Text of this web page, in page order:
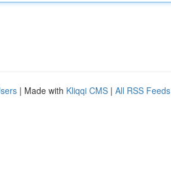
| Made with Kliqqi CMS | All RSS Feeds